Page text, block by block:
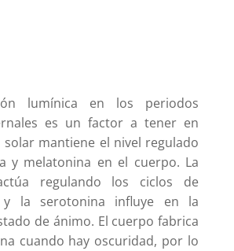
lumínica en los periodos
es un factor a tener en
solar mantiene el nivel regulado
y melatonina en el cuerpo. La
regulando los ciclos de
y la serotonina influye en la
de ánimo. El cuerpo fabrica
cuando hay oscuridad, por lo